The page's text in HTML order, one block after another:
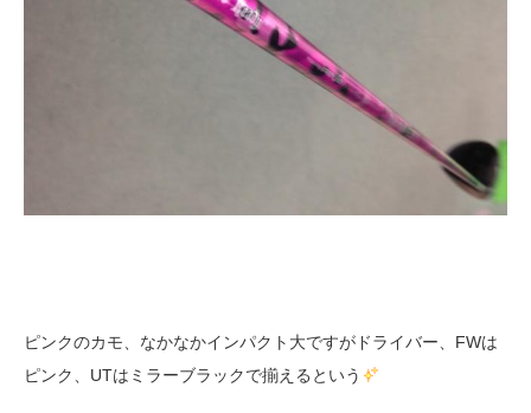
ピンクのカモ、なかなかインパクト大ですがドライバー、FWは
ピンク、UTはミラーブラックで揃えるという